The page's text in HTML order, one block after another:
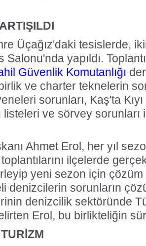
Üçağız'daki tesislerde,
Salonu'nda yapıldı.
Güvenlik Komutanlığı
ve charter teknelerin
sorunları, Kaş'ta
listeleri ve sörvey
Ahmet Erol, her yıl
ilçelerde
yeni sezon için çözüm
denizcilerin sorunların
denizcilik sektöründe
Erol, bu birlikteliğin